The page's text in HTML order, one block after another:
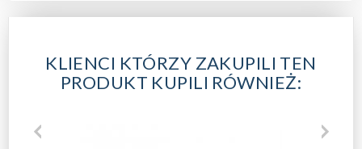
KLIENCI KTÓRZY ZAKUPILI TEN
PRODUKT KUPILI RÓWNIEŻ: